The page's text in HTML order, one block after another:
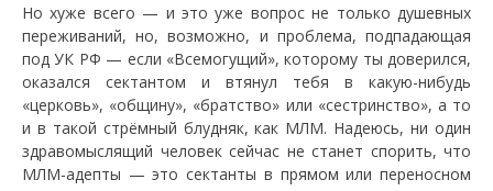
Но хуже всего — и это уже вопрос не только душевных
переживаний, но, возможно, и проблема, подпадающая
под УК РФ — если «Всемогущий», которому ты доверился,
оказался сектантом и втянул тебя в какую-нибудь
«церковь», «общину», «братство» или «сестринство», а то
и в такой стрёмный блудняк, как МЛМ. Надеюсь, ни один
здравомыслящий человек сейчас не станет спорить, что
МЛМ-адепты — это сектанты в прямом или переносном